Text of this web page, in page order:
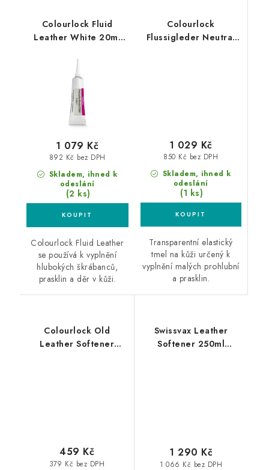
Colourlock Fluid
Leather White 20ml
Skladem, ihned k
odeslání
(2 ks)
892 Kč bez DPH
1 079 Kč
Colourlock Fluid Leather
se používá k vyplnění
hlubokých škrábanců,
prasklin a děr v kůži.
Colourlock
Flussigleder Neutral
Skladem, ihned k
odeslání
(1 ks)
850 Kč bez DPH
1 029 Kč
Transparentní elastický
tmel na kůži určený k
vyplnění malých prohlubní
a prasklin.
Colourlock Old
Leather Softener
379 Kč bez DPH
459 Kč
Swissvax Leather
Softener 250ml
1 066 Kč bez DPH
1 290 Kč